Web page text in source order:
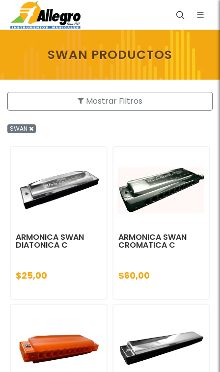
SWAN PRODUCTOS
Mostrar Filtros
SWAN
ARMONICA SWAN
DIATONICA C
$25,00
ARMONICA SWAN
CROMATICA C
$60,00